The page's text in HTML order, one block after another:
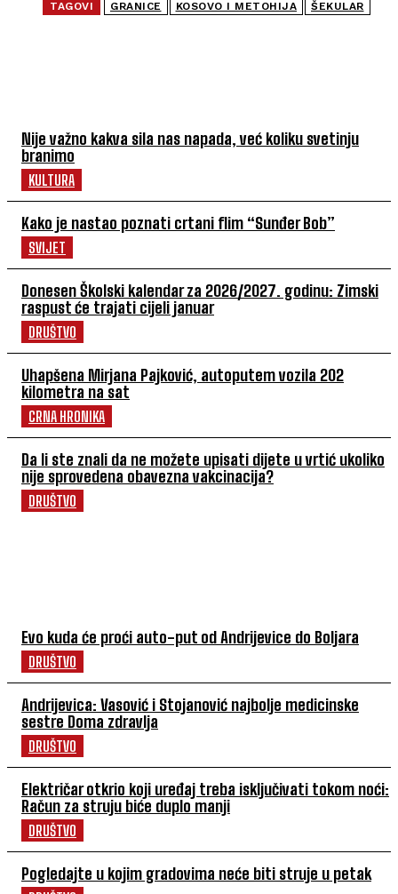
Nije važno kakva sila nas napada, već koliku svetinju
branimo
KULTURA
Kako je nastao poznati crtani flim “Sunđer Bob”
SVIJET
Donesen Školski kalendar za 2026/2027. godinu: Zimski
raspust će trajati cijeli januar
DRUŠTVO
Uhapšena Mirjana Pajković, autoputem vozila 202
kilometra na sat
CRNA HRONIKA
Da li ste znali da ne možete upisati dijete u vrtić ukoliko
nije sprovedena obavezna vakcinacija?
DRUŠTVO
Evo kuda će proći auto-put od Andrijevice do Boljara
DRUŠTVO
Andrijevica: Vasović i Stojanović najbolje medicinske
sestre Doma zdravlja
DRUŠTVO
Električar otkrio koji uređaj treba isključivati tokom noći:
Račun za struju biće duplo manji
DRUŠTVO
Pogledajte u kojim gradovima neće biti struje u petak
TAGOVI GRANICE KOSOVO I METOHIJA ŠEKULAR